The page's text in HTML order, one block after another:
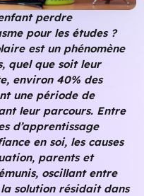
perdre
pour les études ?
est un phénomène
quel que soit leur
environ 40% des
une période de
leur parcours. Entre
d’apprentissage
en soi, les causes
parents et
oscillant entre
solution résidait dans